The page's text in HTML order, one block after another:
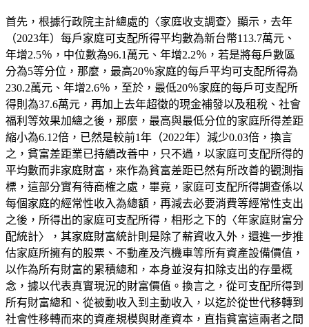
首先，根據行政院主計總處的〈家庭收支調查〉顯示，去年
（2023年）每戶家庭可支配所得平均數為新台幣113.7萬元、
年增2.5％，中位數為96.1萬元、年增2.2％，若是將每戶數區
分為5等分位，那麼，最高20％家庭的每戶平均可支配所得為
230.2萬元、年增2.6％，至於，最低20％家庭的每戶可支配所
得則為37.6萬元，再加上去年超徵的現金補發以及租稅、社會
福利等效果加總之後，那麼，最高與最低分位的家庭所得差距
縮小為6.12倍，已然是較前1年（2022年）減少0.03倍，換言
之，貧富差距業已持續改善中，只不過，以家庭可支配所得的
平均數而非家庭財富，來作為貧富差距已然有所改善的觀測指
標，這部分實有待商榷之處，畢竟，家庭可支配所得調查係以
每個家庭的經常性收入為總額，再減去必要消費等經常性支出
之後，所得出的家庭可支配所得，相形之下的〈年家庭財富分
配統計〉，其家庭財富統計則是除了薪資收入外，還進一步推
估家庭所擁有的股票、不動產及汽機車等所有資產設備價值，
以作為所有財富的累積總和，本身並沒有扣除支出的存量概
念，據以代表真實現況的財富價值。換言之，從可支配所得到
所有財富總和、從被動收入到主動收入，以迄於從世代移轉到
社會性移轉而來的資產規模與財產資本，直指貧富這兩者之間